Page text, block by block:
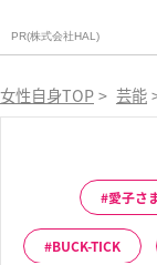
PR(株式会社HAL)
女性自身TOP > 芸能
愛子さ
BUCK-TICK